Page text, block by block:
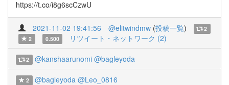
https://t.co/i8g6scCzwU
2021-11-02 19:41:56 @elitwindmw (投稿一覧)
2
2
0.500 リツイート・ネットワーク (2)
2 @kanshaarunomi @bagleyoda
2 @bagleyoda @Leo_0816